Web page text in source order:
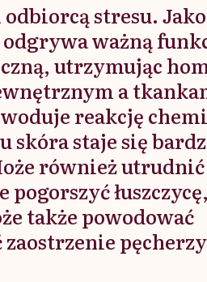
stresu. Jako
ważną
utrzymując
a
reakcję
skóra staje się
również
pogorszyć
także powodować